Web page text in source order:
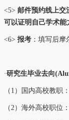
<5> 邮件预约线上交
可以证明自己学术能
<6> 报考 ： 填写后摩
·研究生毕业去向
（1）国内高校教职
（2）海外高校职位